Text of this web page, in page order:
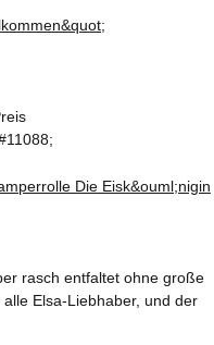
rasch entfaltet ohne große
Elsa-Liebhaber, und der